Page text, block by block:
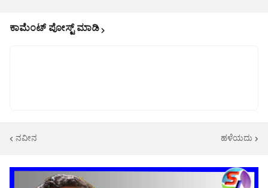
ಕಾಮೆಂಟ್‌‌ ಪೋಸ್ಟ್‌ ಮಾಡಿ
ನವೀನ ಹಳೆಯದು